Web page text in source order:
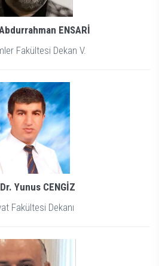
ENSARİ
Fakültesi Dekan V.
Yunus CENGİZ
Fakültesi Dekanı